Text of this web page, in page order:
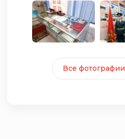
Все фотографии